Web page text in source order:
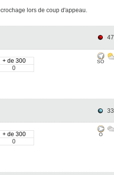
lors de coup d'appeau.
47
+ de 300
0
SO
33
+ de 300
0
O